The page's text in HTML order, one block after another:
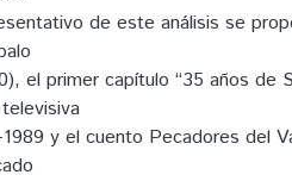
de este análisis se
el primer capítulo “35 años de
y el cuento Pecadores del